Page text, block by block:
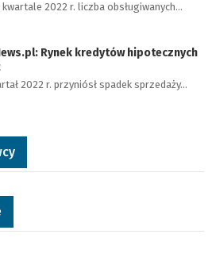
2022 r. liczba obsługiwanych…
Rynek kredytów hipotecznych
2022 r. przyniósł spadek sprzedaży…